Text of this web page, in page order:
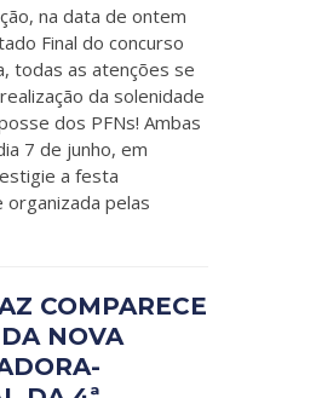
na data de ontem
Final do concurso
todas as atenções se
da solenidade
dos PFNs! Ambas
7 de junho, em
a festa
organizada pelas
COMPARECE
NOVA